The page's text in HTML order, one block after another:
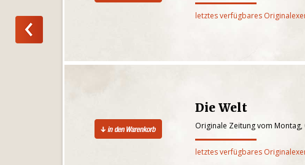
letztes verfügbares
Die Welt
Originale Zeitung vom Montag,
letztes verfügbares